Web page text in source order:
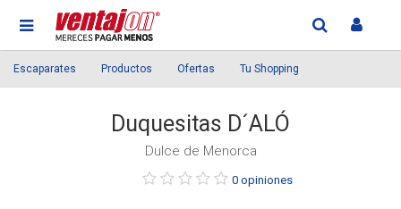
Escaparates Productos Ofertas Tu Shopping
Duquesitas D´ALÓ
Dulce de Menorca
Púntue
0 opiniones